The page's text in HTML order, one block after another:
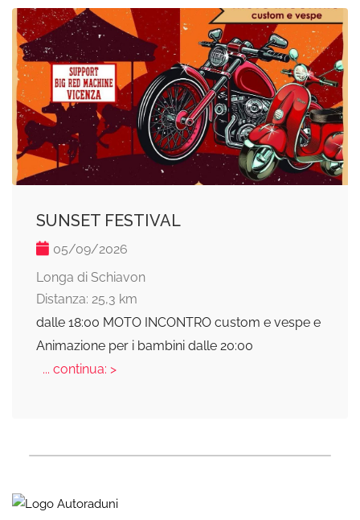
SUNSET FESTIVAL
05/09/2026
Longa di Schiavon
Distanza: 25,3 km
dalle 18:00 MOTO INCONTRO custom e vespe e
Animazione per i bambini dalle 20:00
... continua: >